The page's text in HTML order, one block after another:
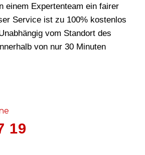
einem Expertenteam ein fairer
Service ist zu 100% kostenlos
vom Standort des
von nur 30 Minuten
19